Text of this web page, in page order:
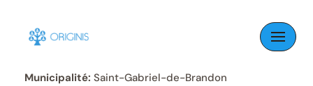
Skip
content
Municipalité: Saint-Gabriel-de-Brandon